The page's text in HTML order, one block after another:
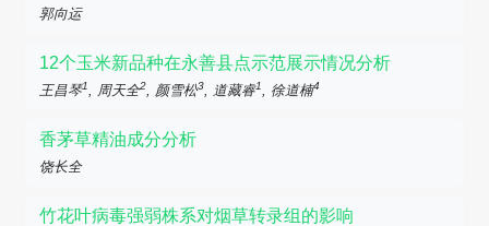
郭向运
12个玉米新品种在永善县点示范展示情况分析
王昌琴1, 周天全2, 颜雪松3, 道藏睿1, 徐道楠4
香茅草精油成分分析
饶长全
竹花叶病毒强弱株系对烟草转录组的影响